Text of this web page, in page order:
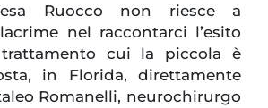
Ruocco non riesce a
nel raccontarci l’esito
cui la piccola è
in Florida, direttamente
Romanelli, neurochirurgo